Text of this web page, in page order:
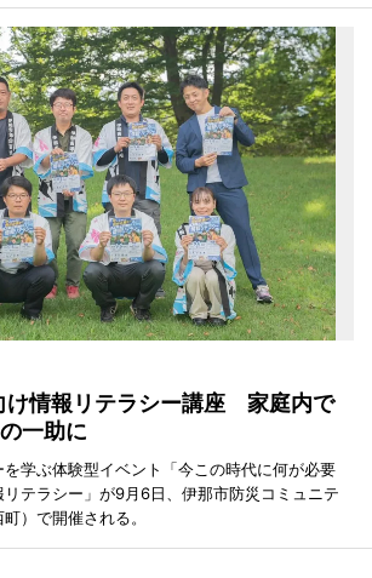
け情報リテラシー講座 家庭内で
一助に
学ぶ体験型イベント「今この時代に何が必要
テラシー」が9月6日、伊那市防災コミュニテ
）で開催される。